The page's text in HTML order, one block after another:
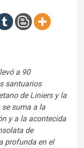
a 90
santuarios
de Liniers y la
se suma a la
y a la acontecida
de
profunda en el